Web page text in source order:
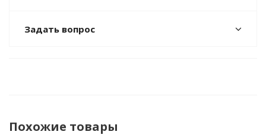
Задать вопрос
Похожие товары